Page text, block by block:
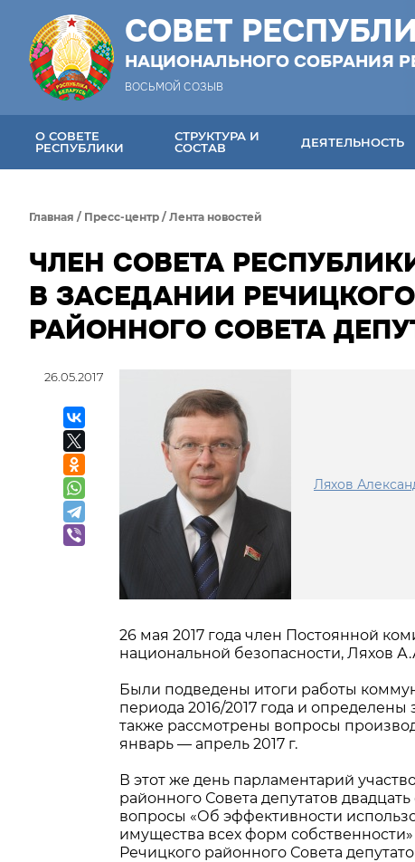
СОВЕТ
НАЦИОНАЛЬНОГО СОБРАНИЯ
ВОСЬМОЙ СОЗЫВ
О СОВЕТЕ
РЕСПУБЛИКИ
СТРУКТУРА И
СОСТАВ
ДЕЯТЕЛЬНОСТЬ
Главная / Пресс-центр / Лента новостей
ЧЛЕН СОВЕТА
В ЗАСЕДАНИИ
РАЙОННОГО СОВЕТА
26.05.2017
Ляхов
26 мая 2017 года член Постоянной
национальной безопасности, Ляхов
Были подведены итоги работы
периода 2016/2017 года и
также рассмотрены вопросы
январь — апрель 2017 г.
В этот же день парламентарий
районного Совета депутатов
вопросы «Об эффективности
имущества всех форм
Речицкого районного Совета